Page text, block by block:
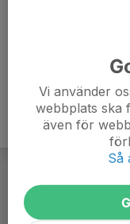
Vi använder
webbplats ska
även för
Så